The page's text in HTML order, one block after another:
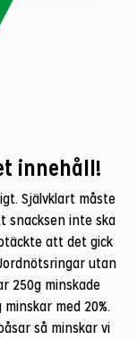
innehåll!
Självklart måste
snacksen inte ska
att det gick
utan
250g minskade
med 20%.
så minskar vi